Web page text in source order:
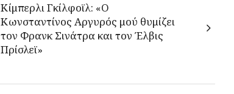
Κίμπερλι Γκίλφοϊλ: «Ο
Κωνσταντίνος Αργυρός μού θυμίζει
τον Φρανκ Σινάτρα και τον Έλβις
Πρίσλεϊ»